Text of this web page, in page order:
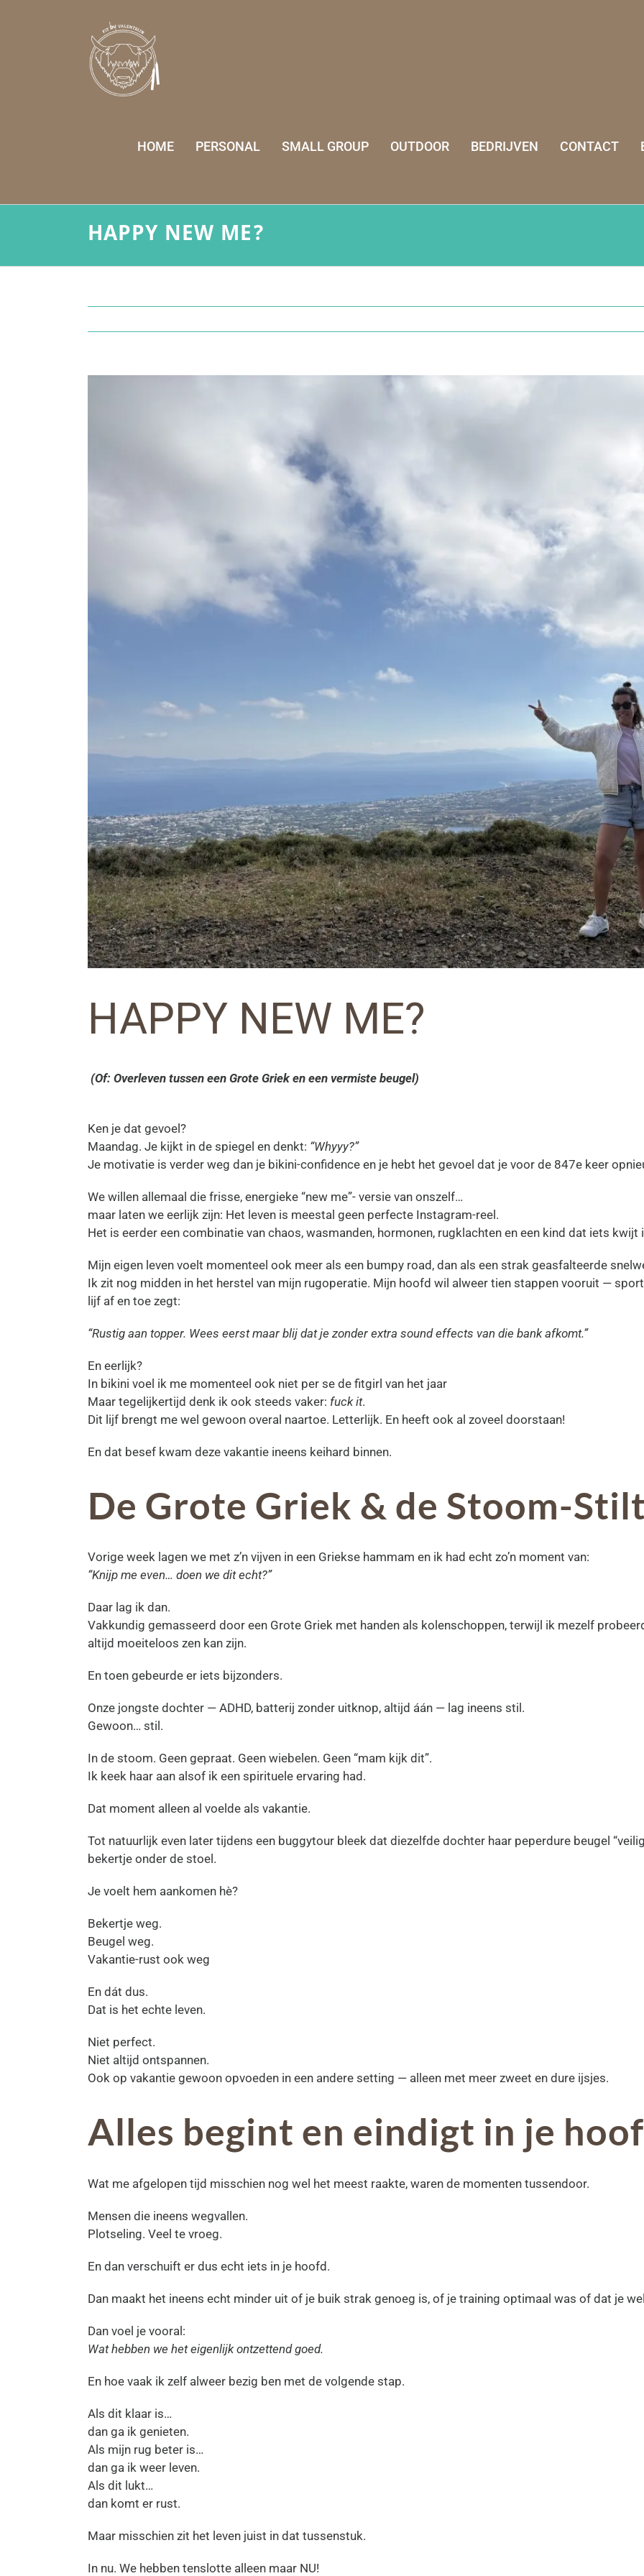
HOME PERSONAL SMALL GROUP OUTDOOR BEDRIJVEN CONTACT
HAPPY NEW ME?
HAPPY NEW ME?
(Of: Overleven tussen een Grote Griek en een vermiste beugel)
Ken je dat gevoel?
Maandag. Je kijkt in de spiegel en denkt: “Whyyy?”
Je motivatie is verder weg dan je bikini-confidence en je hebt het gevoel dat je voor de 847e keer
We willen allemaal die frisse, energieke “new me”- versie van onszelf…
maar laten we eerlijk zijn: Het leven is meestal geen perfecte Instagram-reel.
Het is eerder een combinatie van chaos, wasmanden, hormonen, rugklachten en een kind dat iets kwijt
Mijn eigen leven voelt momenteel ook meer als een bumpy road, dan als een strak geasfalteerde
Ik zit nog midden in het herstel van mijn rugoperatie. Mijn hoofd wil alweer tien stappen vooruit —
lijf af en toe zegt:
“Rustig aan topper. Wees eerst maar blij dat je zonder extra sound effects van die bank afkomt.”
En eerlijk?
In bikini voel ik me momenteel ook niet per se de fitgirl van het jaar
Maar tegelijkertijd denk ik ook steeds vaker: fuck it.
Dit lijf brengt me wel gewoon overal naartoe. Letterlijk. En heeft ook al zoveel doorstaan!
En dat besef kwam deze vakantie ineens keihard binnen.
De Grote Griek & de Stoom-
Vorige week lagen we met z’n vijven in een Griekse hammam en ik had echt zo’n moment van:
“Knijp me even… doen we dit echt?”
Daar lag ik dan.
Vakkundig gemasseerd door een Grote Griek met handen als kolenschoppen, terwijl ik mezelf
altijd moeiteloos zen kan zijn.
En toen gebeurde er iets bijzonders.
Onze jongste dochter — ADHD, batterij zonder uitknop, altijd áán — lag ineens stil.
Gewoon… stil.
In de stoom. Geen gepraat. Geen wiebelen. Geen “mam kijk dit”.
Ik keek haar aan alsof ik een spirituele ervaring had.
Dat moment alleen al voelde als vakantie.
Tot natuurlijk even later tijdens een buggytour bleek dat diezelfde dochter haar peperdure beugel
bekertje onder de stoel.
Je voelt hem aankomen hè?
Bekertje weg.
Beugel weg.
Vakantie-rust ook weg
En dát dus.
Dat is het echte leven.
Niet perfect.
Niet altijd ontspannen.
Ook op vakantie gewoon opvoeden in een andere setting — alleen met meer zweet en dure ijsjes.
Alles begint en eindigt in je
Wat me afgelopen tijd misschien nog wel het meest raakte, waren de momenten tussendoor.
Mensen die ineens wegvallen.
Plotseling. Veel te vroeg.
En dan verschuift er dus echt iets in je hoofd.
Dan maakt het ineens echt minder uit of je buik strak genoeg is, of je training optimaal was of dat je
Dan voel je vooral:
Wat hebben we het eigenlijk ontzettend goed.
En hoe vaak ik zelf alweer bezig ben met de volgende stap.
Als dit klaar is…
dan ga ik genieten.
Als mijn rug beter is…
dan ga ik weer leven.
Als dit lukt…
dan komt er rust.
Maar misschien zit het leven juist in dat tussenstuk.
In nu. We hebben tenslotte alleen maar NU!